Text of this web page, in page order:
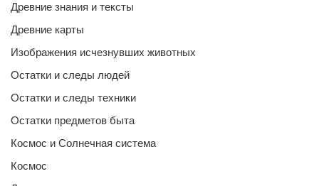
Древние знания и тексты
Древние карты
Изображения исчезнувших животных
Остатки и следы людей
Остатки и следы техники
Остатки предметов быта
Космос и Солнечная система
Космос